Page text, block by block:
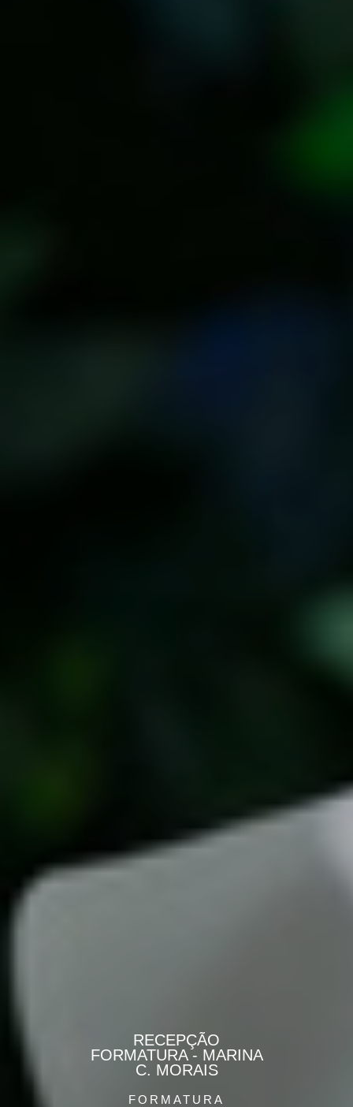
FORMATURA
RECEPÇÃO
FORMATURA - MARINA
C. MORAIS